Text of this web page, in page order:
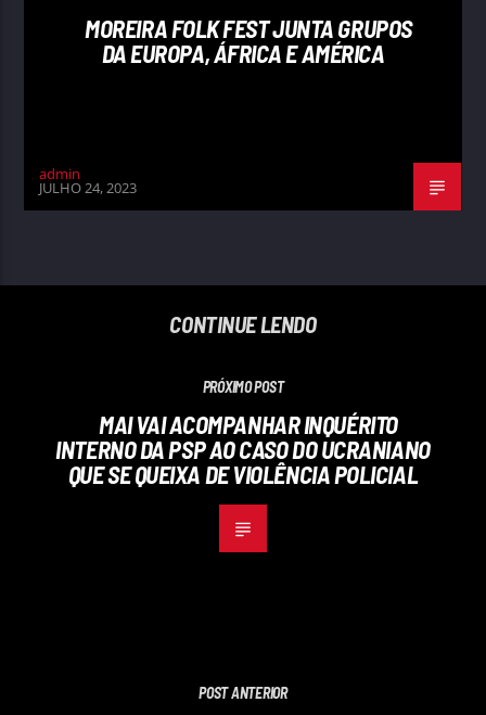
MOREIRA FOLK FEST JUNTA GRUPOS
DA EUROPA, ÁFRICA E AMÉRICA
admin
JULHO 24, 2023
CONTINUE LENDO
PRÓXIMO POST
MAI VAI ACOMPANHAR INQUÉRITO
INTERNO DA PSP AO CASO DO UCRANIANO
QUE SE QUEIXA DE VIOLÊNCIA POLICIAL
POST ANTERIOR